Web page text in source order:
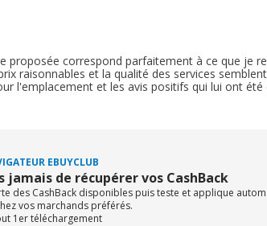
proposée correspond parfaitement à ce que je
raisonnables et la qualité des services
l'emplacement et les avis positifs qui lui ont été
qualité des équipements semblent à la hauteur.
EBUYCLUB
jamais de récupérer vos CashBack
des CashBack disponibles puis teste et applique
vos marchands préférés.
1er téléchargement